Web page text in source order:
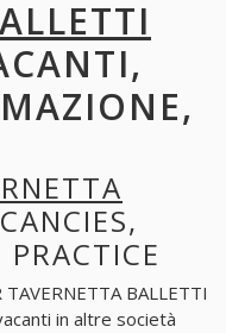
BALLETTI
in altre società